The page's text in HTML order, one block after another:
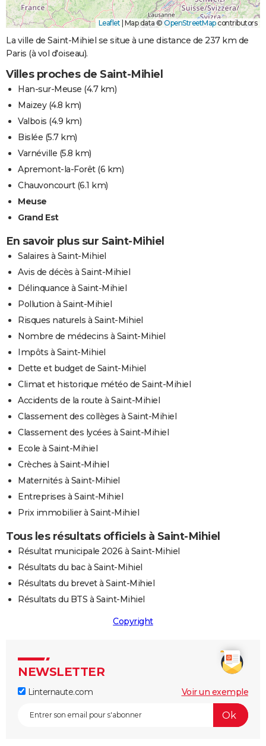
Leaflet Map data © OpenStreetMapcontributors
La ville de Saint-Mihiel se situe à une distance de 237 km de
Paris (à vol d'oiseau).
Villes proches de Saint-Mihiel
Han-sur-Meuse (4.7 km)
Maizey(4.8 km)
Valbois (4.9 km)
Bislée (5.7 km)
Varnéville (5.8 km)
Apremont-la-Forêt(6 km)
Chauvoncourt(6.1 km)
Meuse
Grand Est
En savoir plus sur Saint-Mihiel
Salaires à Saint-Mihiel
Avis de décès à Saint-Mihiel
Délinquance à Saint-Mihiel
Pollution à Saint-Mihiel
Risques naturels à Saint-Mihiel
Nombre de médecins à Saint-Mihiel
Impôts à Saint-Mihiel
Dette et budget de Saint-Mihiel
Climat et historique météo de Saint-Mihiel
Accidents de la route à Saint-Mihiel
Classement des collèges à Saint-Mihiel
Classement des lycées à Saint-Mihiel
Ecole à Saint-Mihiel
Crèches à Saint-Mihiel
Maternités à Saint-Mihiel
Entreprises à Saint-Mihiel
Prix immobilier à Saint-Mihiel
Tous les résultats officiels à Saint-Mihiel
Résultat municipale 2026 à Saint-Mihiel
Résultats du bac à Saint-Mihiel
Résultats du brevet à Saint-Mihiel
Résultats du BTS à Saint-Mihiel
Copyright
NEWSLETTER
Linternaute.com Voir un exemple